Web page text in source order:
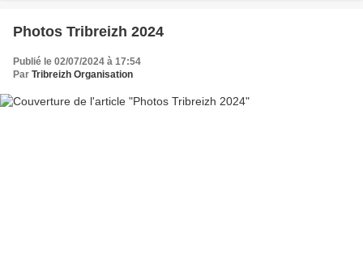
Photos Tribreizh 2024
Publié le 02/07/2024 à 17:54
Par Tribreizh Organisation